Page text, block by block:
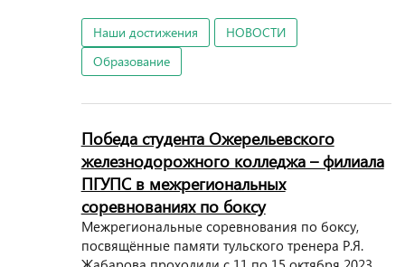
Наши достижения
НОВОСТИ
Образование
Победа студента Ожерельевского
железнодорожного колледжа – филиала
ПГУПС в межрегиональных
соревнованиях по боксу
Межрегиональные соревнования по боксу,
посвящённые памяти тульского тренера Р.Я.